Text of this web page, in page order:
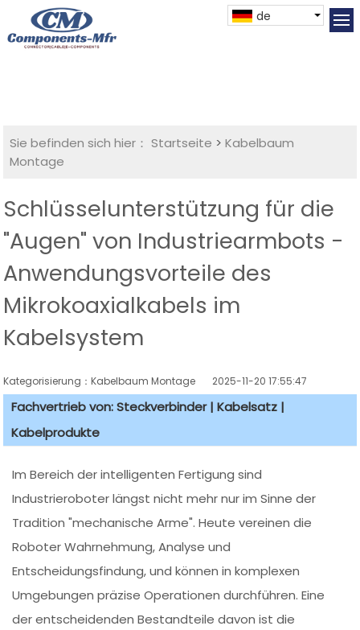
de
Sie befinden sich hier： Startseite >Kabelbaum
Montage
Schlüsselunterstützung für die
"Augen" von Industriearmbots -
Anwendungsvorteile des
Mikrokoaxialkabels im
Kabelsystem
Kategorisierung：Kabelbaum Montage 2025-11-20 17:55:47
Fachvertrieb von: Steckverbinder | Kabelsatz |
Kabelprodukte
Im Bereich der intelligenten Fertigung sind
Industrieroboter längst nicht mehr nur im Sinne der
Tradition "mechanische Arme". Heute vereinen die
Roboter Wahrnehmung, Analyse und
Entscheidungsfindung, und können in komplexen
Umgebungen präzise Operationen durchführen. Eine
der entscheidenden Bestandteile davon ist die